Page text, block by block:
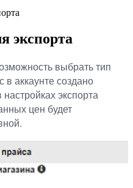
экспорта
выбрать тип
аккаунте создано
экспорта
цен будет